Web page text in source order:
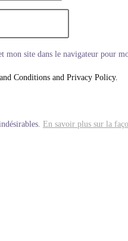
mon site dans le navigateur pour
Conditions and Privacy Policy.
En savoir plus sur la